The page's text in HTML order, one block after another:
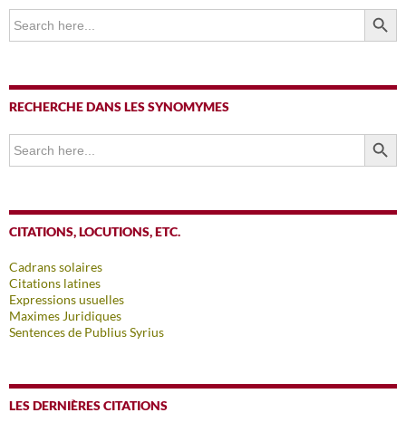
Search
for:
SEARCH
RECHERCHE DANS LES SYNOMYMES
Search
for:
SEARCH
CITATIONS, LOCUTIONS, ETC.
Cadrans solaires
Citations latines
Expressions usuelles
Maximes Juridiques
Sentences de Publius Syrius
LES DERNIÈRES CITATIONS